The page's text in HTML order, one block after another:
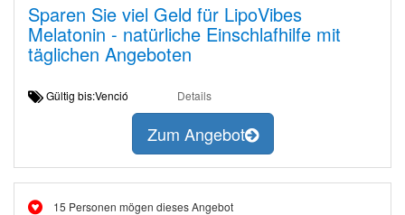
Sparen Sie viel Geld für LipoVibes
Melatonin - natürliche Einschlafhilfe mit
täglichen Angeboten
Gültig bis:Venció Details
Zum Angebot
15 Personen mögen dieses Angebot